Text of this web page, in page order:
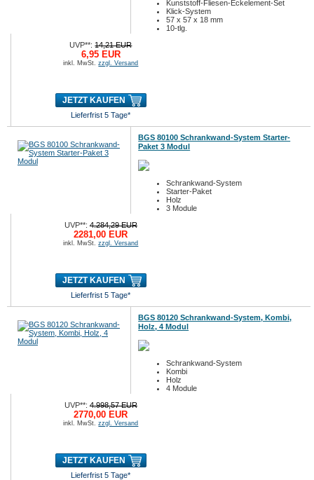
Kunststoff-Fliesen-Eckelement-Set
Klick-System
57 x 57 x 18 mm
10-tlg.
UVP**:14,21 EUR
6,95 EUR
inkl. MwSt.zzgl. Versand
JETZT KAUFEN
Lieferfrist 5 Tage*
BGS 80100 Schrankwand-System Starter-
Paket 3 Modul
Schrankwand-System
Starter-Paket
Holz
3 Module
UVP**:4.284,29 EUR
2281,00 EUR
inkl. MwSt.zzgl. Versand
JETZT KAUFEN
Lieferfrist 5 Tage*
BGS 80120 Schrankwand-System, Kombi,
Holz, 4 Modul
Schrankwand-System
Kombi
Holz
4 Module
UVP**:4.998,57 EUR
2770,00 EUR
inkl. MwSt.zzgl. Versand
JETZT KAUFEN
Lieferfrist 5 Tage*